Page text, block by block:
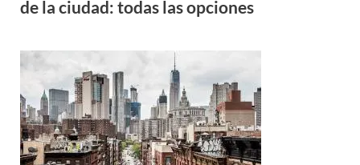
de la ciudad: todas las opciones